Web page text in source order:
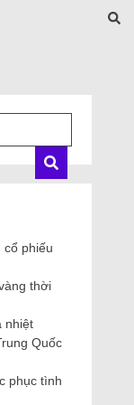
cổ phiếu
thời
nhiệt
Quốc
phục tình